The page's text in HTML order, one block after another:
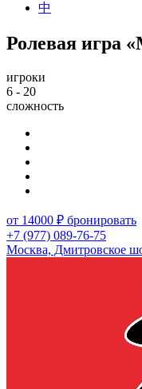
中
Ролевая игра
игроки
6 - 20
сложность
от 14000 ₽ бронировать
+7 (977) 089-76-75
Москва, Дмитровское